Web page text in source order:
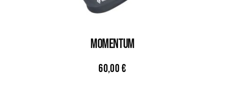
MOMENTUM
60,00€